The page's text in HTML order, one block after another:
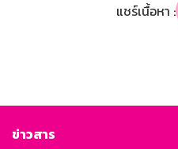
แชร์เนื้อหา :
ข่าวสาร